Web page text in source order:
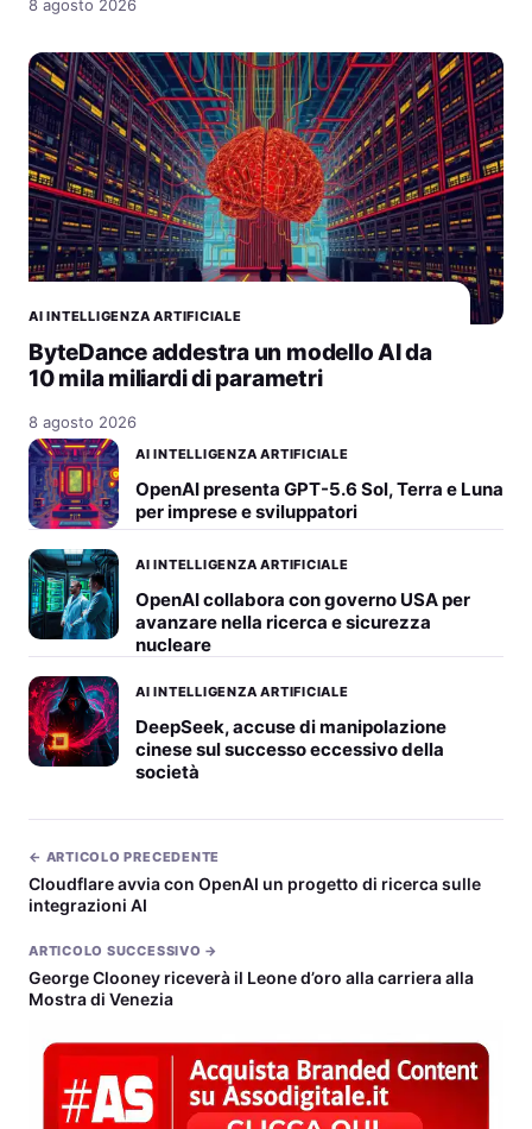
8 agosto 2026
AI INTELLIGENZA ARTIFICIALE
ByteDance addestra un modello AI da
10 mila miliardi di parametri
8 agosto 2026
AI INTELLIGENZA ARTIFICIALE
OpenAI presenta GPT-5.6 Sol, Terra e Luna
per imprese e sviluppatori
AI INTELLIGENZA ARTIFICIALE
OpenAI collabora con governo USA per
avanzare nella ricerca e sicurezza
nucleare
AI INTELLIGENZA ARTIFICIALE
DeepSeek, accuse di manipolazione
cinese sul successo eccessivo della
società
← ARTICOLO PRECEDENTE
Cloudflare avvia con OpenAI un progetto di ricerca sulle
integrazioni AI
ARTICOLO SUCCESSIVO →
George Clooney riceverà il Leone d’oro alla carriera alla
Mostra di Venezia